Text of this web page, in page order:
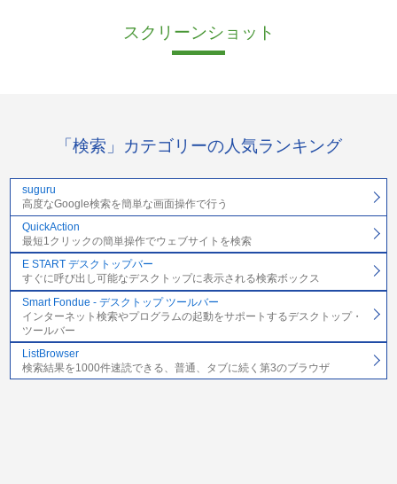
スクリーンショット
「検索」カテゴリーの人気ランキング
suguru
高度なGoogle検索を簡単な画面操作で行う
QuickAction
最短1クリックの簡単操作でウェブサイトを検索
E START デスクトップバー
すぐに呼び出し可能なデスクトップに表示される検索ボックス
Smart Fondue - デスクトップ ツールバー
インターネット検索やプログラムの起動をサポートするデスクトップ・
ツールバー
ListBrowser
検索結果を1000件速読できる、普通、タブに続く第3のブラウザ